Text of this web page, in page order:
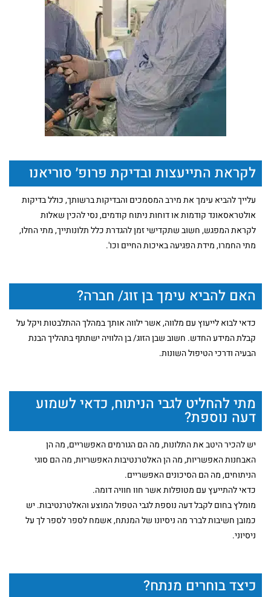
לקראת התייעצות ובדיקת פרופ׳ סוריאנו
עלייך להביא עימך את מירב המסמכים והבדיקות ברשותך, כולל בדיקות
אולטראסאונד קודמות או דוחות ניתוח קודמים, נסי להכין שאלות
לקראת המפגש, חשוב שתקדישי זמן להגדרת כלל תלונותייך, מתי החלו,
מתי החמרו, מידת הפגיעה באיכות החיים וכו'.
האם להביא עימך בן זוג/ חברה?
כדאי לבוא לייעוץ עם מלווה, אשר ילווה אותך במהלך ההתלבטות ויקל על
קבלת המידע החדש. חשוב שבן הזוג/ בן הלוויה ישתתף בתהליך הבנת
הבעיה ודרכי הטיפול השונות.
מתי להחליט לגבי הניתוח, כדאי לשמוע
דעה נוספת?
יש להכיר היטב את התלונות, מה הם הגורמים האפשריים, מה הן
האבחנות האפשריות, מה הן האלטרנטיבות האפשריות, מה הם סוגי
הניתוחים, מה הם הסיכונים האפשריים.
כדאי להתייעץ עם מטופלות אשר חוו חוויה דומה.
מומלץ בחום לקבל דעה נוספת לגבי הטפול המוצע והאלטרנטיבות. יש
כמובן חשיבות לברר מה ניסיונו של המנתח, אשמח לספר לספר לך על
ניסיוני.
כיצד בוחרים מנתח?